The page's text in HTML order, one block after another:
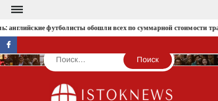
Перейти
содержимомуфутболисты обошли всех по суммарной стоимости
facebook
Поиск